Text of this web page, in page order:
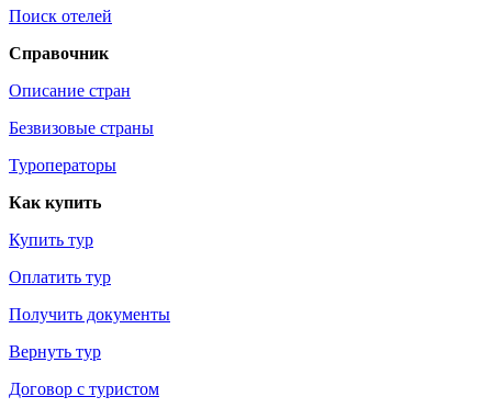
Поиск отелей
Справочник
Описание стран
Безвизовые страны
Туроператоры
Как купить
Купить тур
Оплатить тур
Получить документы
Вернуть тур
Договор с туристом